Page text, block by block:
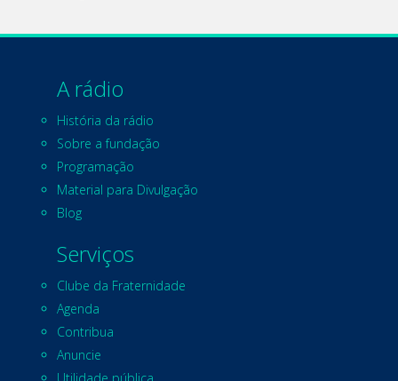
A rádio
História da rádio
Sobre a fundação
Programação
Material para Divulgação
Blog
Serviços
Clube da Fraternidade
Agenda
Contribua
Anuncie